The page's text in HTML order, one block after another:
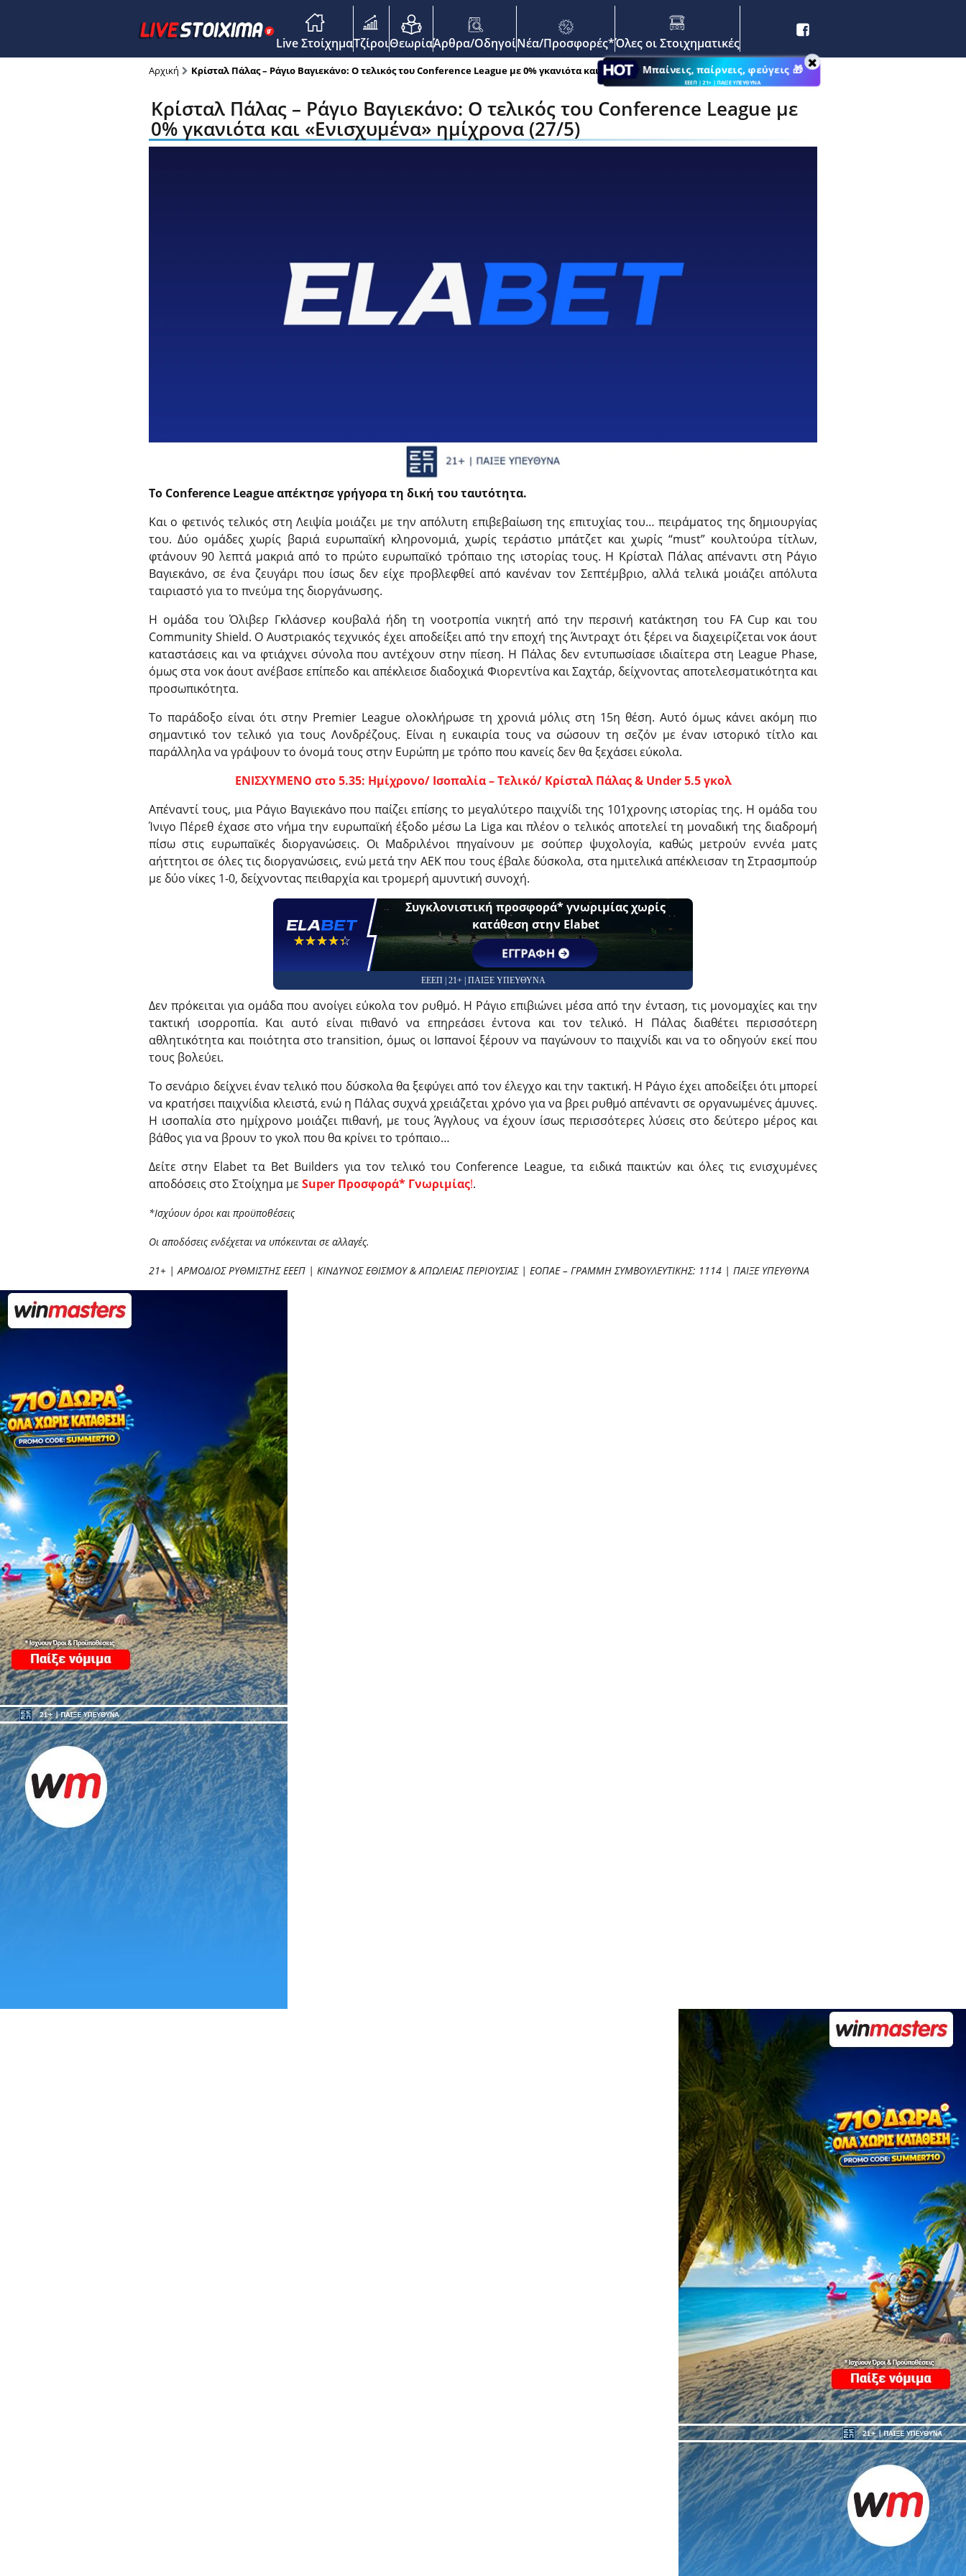
Main Menu
Live ΣτοίχημαΤζίροιΘεωρίαΆρθρα/ΟδηγοίΝέα/Προσφορές*Όλες οι Στοιχηματικές
Μπαίνεις, παίρνεις, φεύγεις 🎁
ΕΕΕΠ | 21+ | ΠΑΙΞΕ ΥΠΕΥΘΥΝΑ
Αρχική Κρίσταλ Πάλας – Ράγιο Βαγιεκάνο: Ο τελικός του Conference League με 0% γκανιότα και «Ενισχυμένα» ημίχρονα (27/5)
Κρίσταλ Πάλας – Ράγιο Βαγιεκάνο: Ο τελικός του Conference League με
0% γκανιότα και «Ενισχυμένα» ημίχρονα (27/5)
Το Conference League απέκτησε γρήγορα τη δική του ταυτότητα.
Και ο φετινός τελικός στη Λειψία μοιάζει με την απόλυτη επιβεβαίωση της επιτυχίας του… πειράματος της δημιουργίας
του. Δύο ομάδες χωρίς βαριά ευρωπαϊκή κληρονομιά, χωρίς τεράστιο μπάτζετ και χωρίς “must” κουλτούρα τίτλων,
φτάνουν 90 λεπτά μακριά από το πρώτο ευρωπαϊκό τρόπαιο της ιστορίας τους. Η Κρίσταλ Πάλας απέναντι στη Ράγιο
Βαγιεκάνο, σε ένα ζευγάρι που ίσως δεν είχε προβλεφθεί από κανέναν τον Σεπτέμβριο, αλλά τελικά μοιάζει απόλυτα
ταιριαστό για το πνεύμα της διοργάνωσης.
Η ομάδα του Όλιβερ Γκλάσνερ κουβαλά ήδη τη νοοτροπία νικητή από την περσινή κατάκτηση του FA Cup και του
Community Shield. Ο Αυστριακός τεχνικός έχει αποδείξει από την εποχή της Άιντραχτ ότι ξέρει να διαχειρίζεται νοκ άουτ
καταστάσεις και να φτιάχνει σύνολα που αντέχουν στην πίεση. Η Πάλας δεν εντυπωσίασε ιδιαίτερα στη League Phase,
όμως στα νοκ άουτ ανέβασε επίπεδο και απέκλεισε διαδοχικά Φιορεντίνα και Σαχτάρ, δείχνοντας αποτελεσματικότητα και
προσωπικότητα.
Το παράδοξο είναι ότι στην Premier League ολοκλήρωσε τη χρονιά μόλις στη 15η θέση. Αυτό όμως κάνει ακόμη πιο
σημαντικό τον τελικό για τους Λονδρέζους. Είναι η ευκαιρία τους να σώσουν τη σεζόν με έναν ιστορικό τίτλο και
παράλληλα να γράψουν το όνομά τους στην Ευρώπη με τρόπο που κανείς δεν θα ξεχάσει εύκολα.
ΕΝΙΣΧΥΜΕΝΟ στο 5.35: Ημίχρονο/ Ισοπαλία – Τελικό/ Κρίσταλ Πάλας & Under 5.5 γκολ
Απέναντί τους, μια Ράγιο Βαγιεκάνο που παίζει επίσης το μεγαλύτερο παιχνίδι της 101χρονης ιστορίας της. Η ομάδα του
Ίνιγο Πέρεθ έχασε στο νήμα την ευρωπαϊκή έξοδο μέσω La Liga και πλέον ο τελικός αποτελεί τη μοναδική της διαδρομή
πίσω στις ευρωπαϊκές διοργανώσεις. Οι Μαδριλένοι πηγαίνουν με σούπερ ψυχολογία, καθώς μετρούν εννέα ματς
αήττητοι σε όλες τις διοργανώσεις, ενώ μετά την ΑΕΚ που τους έβαλε δύσκολα, στα ημιτελικά απέκλεισαν τη Στρασμπούρ
με δύο νίκες 1-0, δείχνοντας πειθαρχία και τρομερή αμυντική συνοχή.
☆☆☆☆☆
★★★★★
Συγκλονιστική προσφορά* γνωριμίας χωρίς
κατάθεση στην Elabet
ΕΓΓΡΑΦΗ
ΕΕΕΠ | 21+ | ΠΑΙΞΕ ΥΠΕΥΘΥΝΑ
Δεν πρόκειται για ομάδα που ανοίγει εύκολα τον ρυθμό. Η Ράγιο επιβιώνει μέσα από την ένταση, τις μονομαχίες και την
τακτική ισορροπία. Και αυτό είναι πιθανό να επηρεάσει έντονα και τον τελικό. Η Πάλας διαθέτει περισσότερη
αθλητικότητα και ποιότητα στο transition, όμως οι Ισπανοί ξέρουν να παγώνουν το παιχνίδι και να το οδηγούν εκεί που
τους βολεύει.
Το σενάριο δείχνει έναν τελικό που δύσκολα θα ξεφύγει από τον έλεγχο και την τακτική. Η Ράγιο έχει αποδείξει ότι μπορεί
να κρατήσει παιχνίδια κλειστά, ενώ η Πάλας συχνά χρειάζεται χρόνο για να βρει ρυθμό απέναντι σε οργανωμένες άμυνες.
Η ισοπαλία στο ημίχρονο μοιάζει πιθανή, με τους Άγγλους να έχουν ίσως περισσότερες λύσεις στο δεύτερο μέρος και
βάθος για να βρουν το γκολ που θα κρίνει το τρόπαιο…
Δείτε στην Elabet τα Bet Builders για τον τελικό του Conference League, τα ειδικά παικτών και όλες τις ενισχυμένες
αποδόσεις στο Στοίχημα με Super Προσφορά* Γνωριμίας!.
*Ισχύουν όροι και προϋποθέσεις
Οι αποδόσεις ενδέχεται να υπόκεινται σε αλλαγές.
21+ | ΑΡΜΟΔΙΟΣ ΡΥΘΜΙΣΤΗΣ ΕΕΕΠ | ΚΙΝΔΥΝΟΣ ΕΘΙΣΜΟΥ & ΑΠΩΛΕΙΑΣ ΠΕΡΙΟΥΣΙΑΣ | ΕΟΠΑΕ – ΓΡΑΜΜΗ ΣΥΜΒΟΥΛΕΥΤΙΚΗΣ: 1114 | ΠΑΙΞΕ ΥΠΕΥΘΥΝΑ